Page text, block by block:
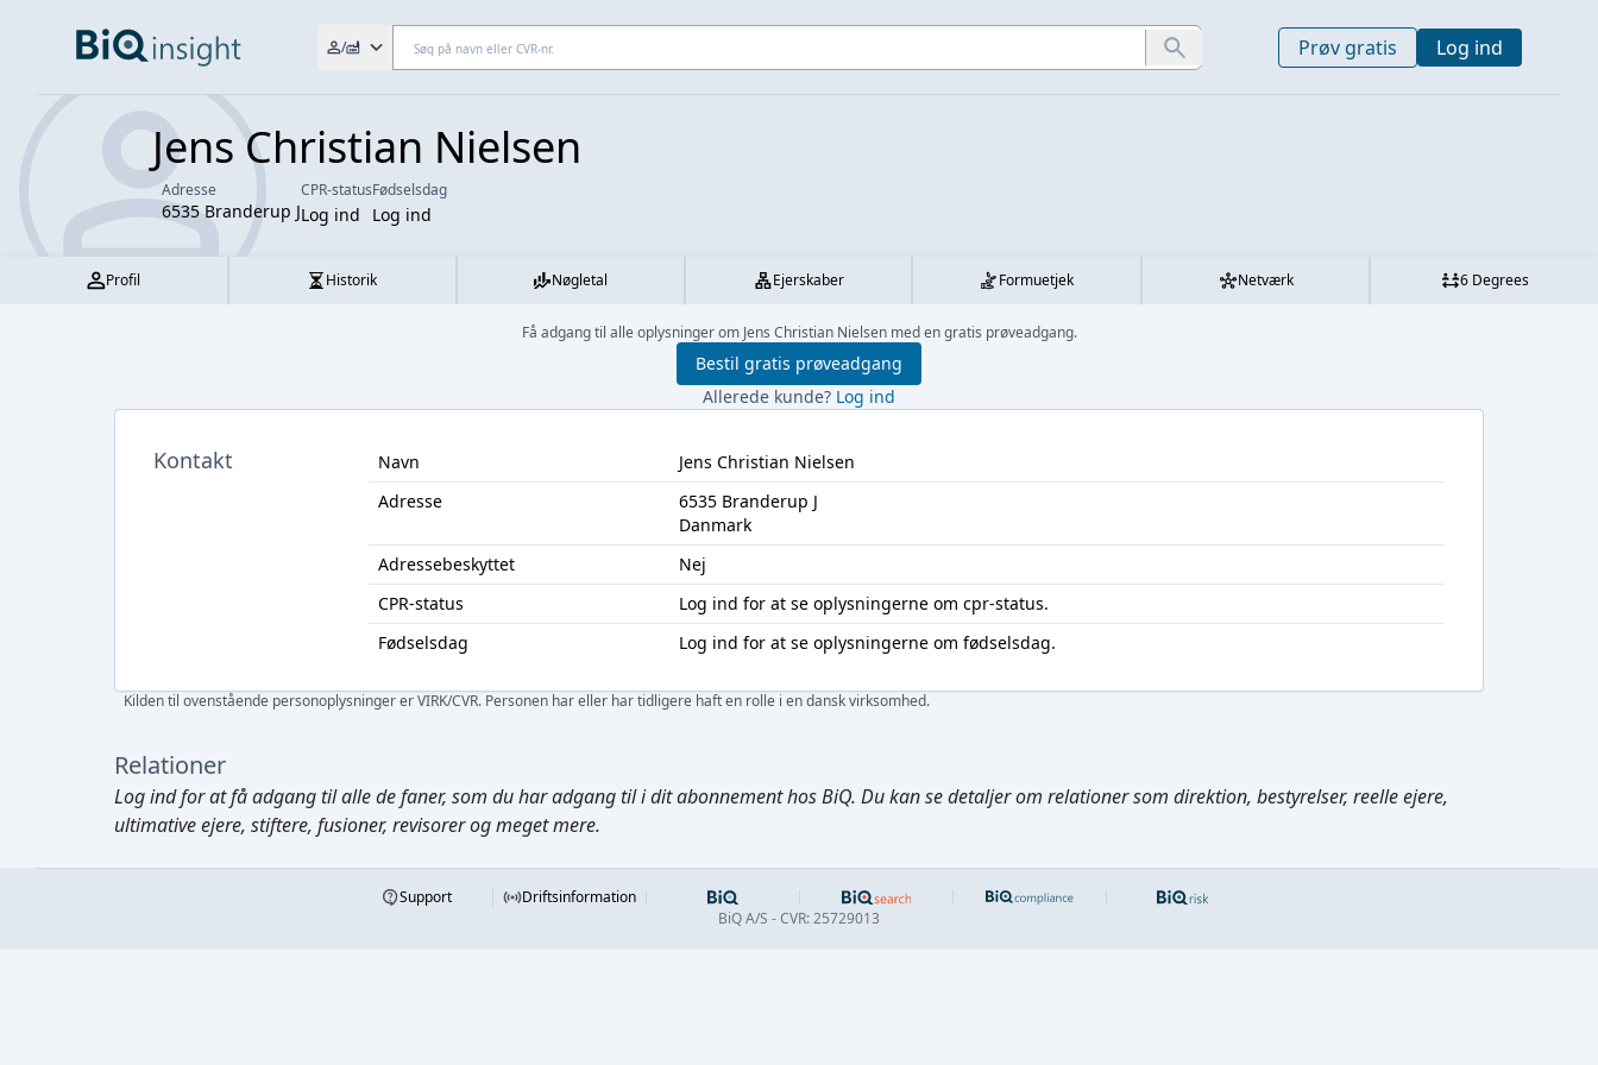
/ Prøv gratis Log ind
Jens Christian Nielsen
Adresse
6535 Branderup J
CPR-status
Log ind
Fødselsdag
Log ind
Profil Historik Nøgletal Ejerskaber Formuetjek Netværk 6 Degrees
Få adgang til alle oplysninger om Jens Christian Nielsen med en gratis prøveadgang.
Bestil gratis prøveadgang
Allerede kunde? Log ind
Kontakt Navn
Jens Christian Nielsen
Adresse
6535 Branderup J
Danmark
Adressebeskyttet
Nej
CPR-status
Log ind for at se oplysningerne om cpr-status.
Fødselsdag
Log ind for at se oplysningerne om fødselsdag.
Kilden til ovenstående personoplysninger er VIRK/CVR. Personen har eller har tidligere haft en rolle i en dansk virksomhed.
Relationer
Log indfor at få adgang til alle de faner, som du har adgang til i dit abonnement hos BiQ. Du kan se detaljer om relationer som direktion, bestyrelser, reelle ejere,
ultimative ejere, stiftere, fusioner, revisorer og meget mere.
Support
Driftsinformation
BiQ A/S - CVR: 25729013